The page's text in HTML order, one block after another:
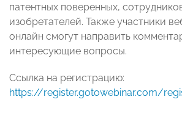
патентных поверенных,
изобретателей. Также участники
онлайн смогут направить
интересующие вопросы.
Ссылка на регистрацию:
https://register.gotowebinar.com/